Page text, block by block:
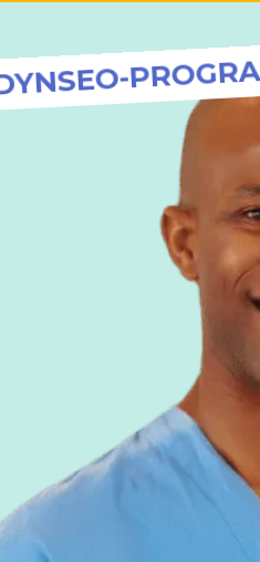
Funktionen
Sprache, exekutive